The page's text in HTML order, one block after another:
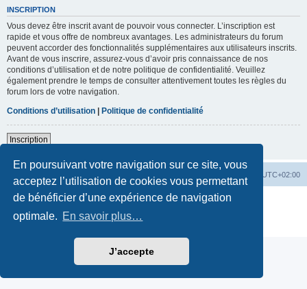
En poursuivant votre navigation sur ce site, vous
acceptez l’utilisation de cookies vous permettant
de bénéficier d’une expérience de navigation
optimale. En savoir plus…
J’accepte
INSCRIPTION
Vous devez être inscrit avant de pouvoir vous connecter. L’inscription est
rapide et vous offre de nombreux avantages. Les administrateurs du forum
peuvent accorder des fonctionnalités supplémentaires aux utilisateurs inscrits.
Avant de vous inscrire, assurez-vous d’avoir pris connaissance de nos
conditions d’utilisation et de notre politique de confidentialité. Veuillez
également prendre le temps de consulter attentivement toutes les règles du
forum lors de votre navigation.
Conditions d’utilisation | Politique de confidentialité
Inscription
UTC+02:00
Développé parphpBB® Forum Software © phpBB Limited
Traduction française officielle
Confidentialité